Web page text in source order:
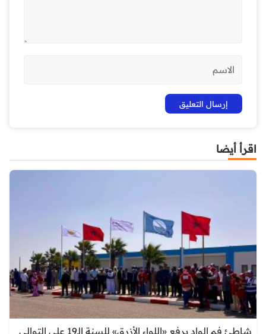
اقرأ أيضا
شاطئ فم الواد يرفع «اللواء الأزرق» للسنة الـ19 على التوالي